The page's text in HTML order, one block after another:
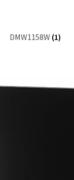
DMW1158W (1)